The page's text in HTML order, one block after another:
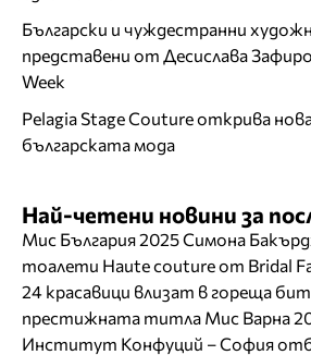
Български и чуждестранни
представени от Десислава
Week
Pelagia Stage Couture открива
българската мода
Най-четени новини за
Мис България 2025 Симона
тоалети Haute couture от Bridal
24 красавици влизат в гореща
престижната титла Мис Варна
Институт Конфуций – София